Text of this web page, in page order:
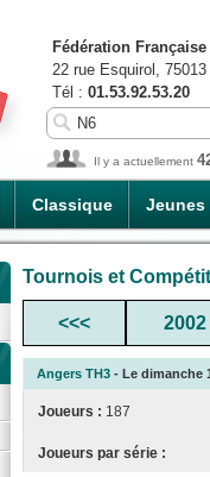
Classique Jeunes
Fédération
22 rue Esquirol,
Tél : 01.53.92.53.20
Il y a actuellement
Tournois et
<<< 2002
Angers TH3 - Le dimanche
Joueurs : 187
Joueurs par série :